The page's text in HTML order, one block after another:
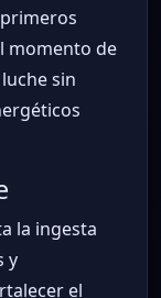
momento de
sin
la ingesta
y
el